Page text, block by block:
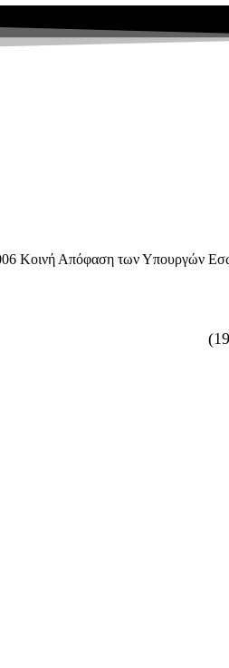
Κοινή Απόφαση των Υπουργών